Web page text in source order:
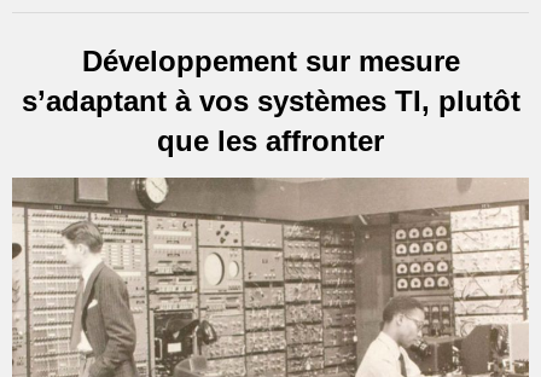
Développement sur mesure
s’adaptant à vos systèmes TI, plutôt
que les affronter